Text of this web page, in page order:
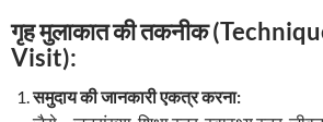
गृह मुलाकात की तकनीक
Visit):
समुदाय की जानकारी एकत्र करना: